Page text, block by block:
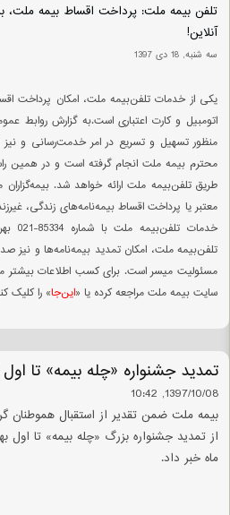
تمدید جشنواره «چله بیمه» تا
1397/10/08, 10:42
بیمه ملت ضمن تقدیر از استقبال هموطنان
از تمدید جشنواره بزرگ «چله بیمه» تا اول
ماه خبر داد.
تلفن بیمه ملت: پرداخت اقساط بیمه ملت،
آنلاین!
سه شنبه, 18 دی 1397
یکی از خدمات تلفن‌بیمه ملت، امکان پرداخت
اتومبیل و کارت اعتباری است.به گزارش روابط
منظور تسهیل و تسریع در امر خدمت‌رسانی و
محترم بیمه ملت انجام گرفته است و در همین
طریق تلفن‌بیمه ملت ارائه خواهد شد. بیمه‌گزاران
معتبر یا پرداخت اقساط بیمه‌نامه‌های زندگی،
تلفن‌بیمه ملت، امکان تمدید بیمه‌نامه‌ها و نیز
مسئولیت میسر است. برای کسب اطلاعات بیشتر
سایت بیمه ملت مراجعه کرده یا «این‌جا» را کلیک